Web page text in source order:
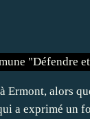
Ermont, alors
a exprimé un